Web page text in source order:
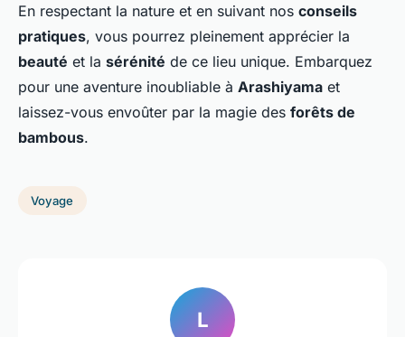
En respectant la nature et en suivant nos conseils
pratiques, vous pourrez pleinement apprécier la
beauté et la sérénité de ce lieu unique. Embarquez
pour une aventure inoubliable à Arashiyama et
laissez-vous envoûter par la magie des forêts de
bambous.
Voyage
L